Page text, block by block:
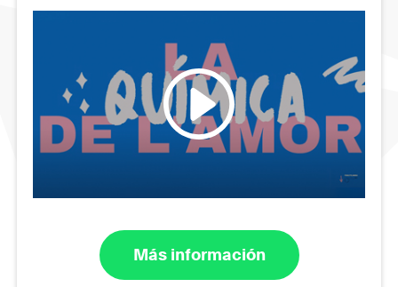
Más información